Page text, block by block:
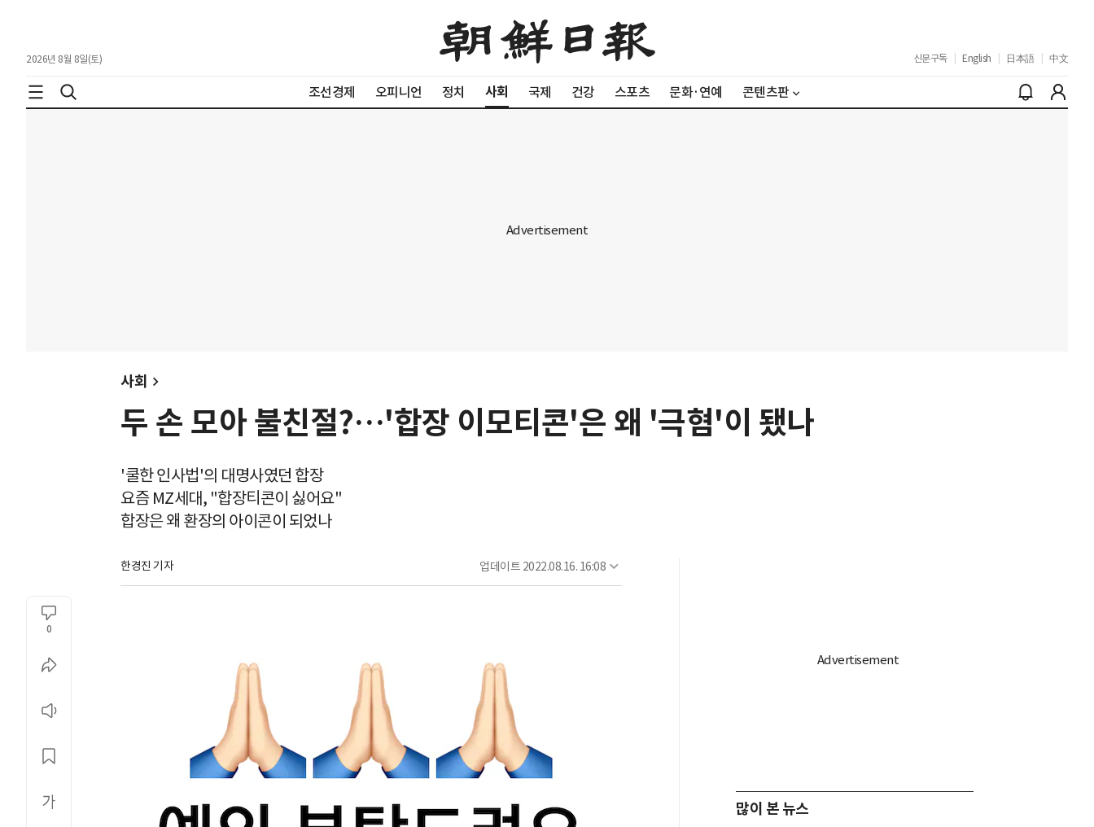
2026년 8월 8일(토) 신문구독 English 日本語 中文
조선경제 오피니언 정치 사회 국제 건강 스포츠 문화·연예 콘텐츠판
사회
두 손 모아 불친절?…'합장 이모티콘'은 왜 '극혐'이 됐나
'쿨한 인사법'의 대명사였던 합장
요즘 MZ세대, "합장티콘이 싫어요"
합장은 왜 환장의 아이콘이 되었나
한경진 기자 업데이트 2022.08.16. 16:08
0
많이 본 뉴스